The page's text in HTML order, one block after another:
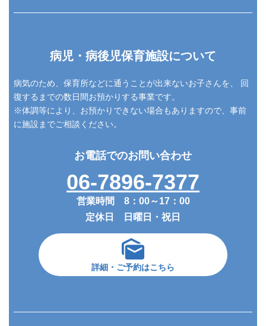
病児・病後児保育施設について
病気のため、保育所などに通うことが出来ないお子さんを、
回
復するまでの数日間お預かりする事業です。
※体調等により、お預かりできない場合もありますので、事前
に施設までご相談ください。
お電話でのお問い合わせ
06-7896-7377
営業時間 8：00～17：00
定休日 日曜日・祝日
詳細・ご予約はこちら